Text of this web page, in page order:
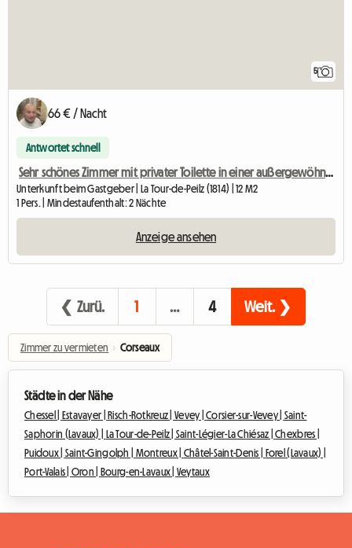
5
66 € / Nacht
Antwortet schnell
Sehr schönes Zimmer mit privater Toilette in einer außergewöhnlichen Umgebung
Unterkunft beim Gastgeber | La Tour-de-Peilz (1814) | 12 M2
1 Pers. | Mindestaufenthalt: 2 Nächte
Anzeige ansehen
❮ Zurü. 1 … 4 Weit. ❯
Zimmer zu vermieten › Corseaux
Städte in der Nähe
Chessel | Estavayer | Risch-Rotkreuz | Vevey |Corsier-sur-Vevey | Saint-
Saphorin (Lavaux) |
La Tour-de-Peilz | Saint-Légier-La Chiésaz |Chexbres |
Puidoux | Saint-Gingolph | Montreux | Châtel-Saint-Denis |
Forel (Lavaux) |
Port-Valais | Oron | Bourg-en-Lavaux | Veytaux